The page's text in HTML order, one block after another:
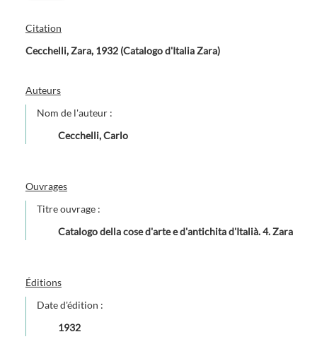
Citation
Cecchelli, Zara, 1932 (Catalogo d'Italia Zara)
Auteurs
Nom de l'auteur :
Cecchelli, Carlo
Ouvrages
Titre ouvrage :
Catalogo della cose d'arte e d'antichita d'Italià. 4. Zara
Éditions
Date d'édition :
1932